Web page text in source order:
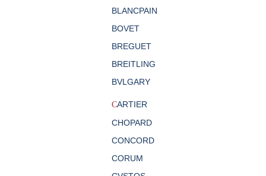
BLANCPAIN
BOVET
BREGUET
BREITLING
BVLGARY
CARTIER
CHOPARD
CONCORD
CORUM